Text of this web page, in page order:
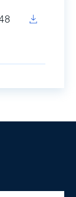
national-